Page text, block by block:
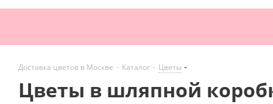
Доставка цветов в Москве - Каталог - Цветы
Цветы в шляпной